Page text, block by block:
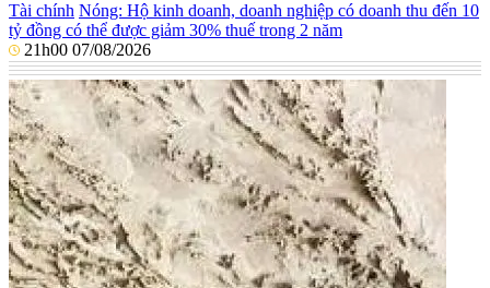
Tài chính Nóng: Hộ kinh doanh, doanh nghiệp có doanh thu đến 10
tỷ đồng có thể được giảm 30% thuế trong 2 năm
21h00 07/08/2026